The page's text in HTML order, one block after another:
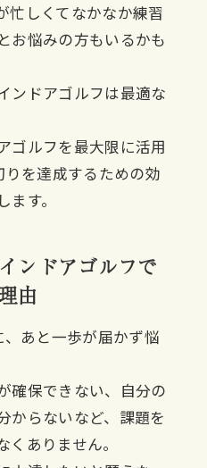
忙しくてなかなか練習
お悩みの方もいるかも
ンドアゴルフは最適な
ゴルフを最大限に活用
りを達成するための効
す。
ンドアゴルフで
由
あと一歩が届かず悩
確保できない、自分の
からないなど、課題を
ありません。